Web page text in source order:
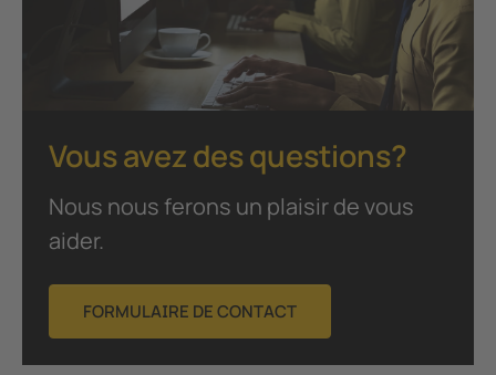
Vous avez des questions?
Nous nous ferons un plaisir de vous
aider.
FORMULAIRE DE CONTACT